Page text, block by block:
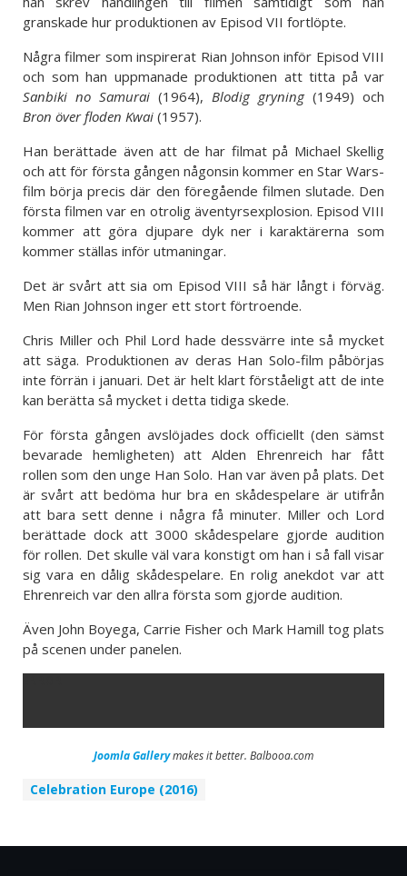
granskade hur produktionen av Episod VII fortlöpte.
Några filmer som inspirerat Rian Johnson inför Episod VIII
och som han uppmanade produktionen att titta på var
Sanbiki no Samurai (1964), Blodig gryning(1949) och
Bron över floden Kwai (1957).
Han berättade även att de har filmat på Michael Skellig
och att för första gången någonsin kommer en Star Wars-
film börja precis där den föregående filmen slutade. Den
första filmen var en otrolig äventyrsexplosion. Episod VIII
kommer att göra djupare dyk ner i karaktärerna som
kommer ställas inför utmaningar.
Det är svårt att sia om Episod VIII så här långt i förväg.
Men Rian Johnson inger ett stort förtroende.
Chris Miller och Phil Lord hade dessvärre inte så mycket
att säga. Produktionen av deras Han Solo-film påbörjas
inte förrän i januari. Det är helt klart förståeligt att de inte
kan berätta så mycket i detta tidiga skede.
För första gången avslöjades dock officiellt (den sämst
bevarade hemligheten) att Alden Ehrenreich har fått
rollen som den unge Han Solo. Han var även på plats. Det
är svårt att bedöma hur bra en skådespelare är utifrån
att bara sett denne i några få minuter. Miller och Lord
berättade dock att 3000 skådespelare gjorde audition
för rollen. Det skulle väl vara konstigt om han i så fall visar
sig vara en dålig skådespelare. En rolig anekdot var att
Ehrenreich var den allra första som gjorde audition.
Även John Boyega, Carrie Fisher och Mark Hamill tog plats
på scenen under panelen.
Joomla Gallerymakes it better. Balbooa.com
Celebration Europe (2016)